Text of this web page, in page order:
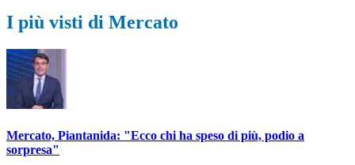
I più visti di Mercato
Mercato, Piantanida: "Ecco chi ha speso di più, podio a
sorpresa"